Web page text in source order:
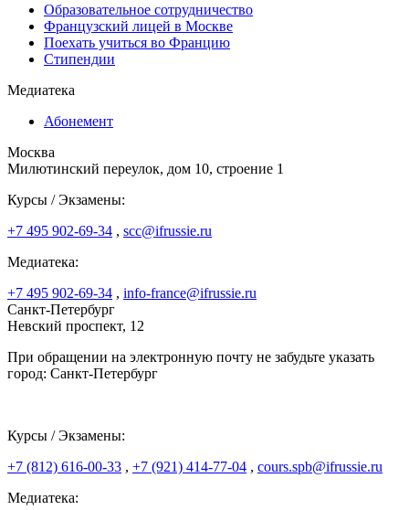
Образовательное сотрудничество
Французский лицей в Москве
Поехать учиться во Францию
Стипендии
Медиатека
Абонемент
Москва
Милютинский переулок, дом 10, строение 1
Курсы / Экзамены:
+7 495 902-69-34 , scc@ifrussie.ru
Медиатека:
+7 495 902-69-34 , info-france@ifrussie.ru
Санкт-Петербург
Невский проспект, 12
При обращении на электронную почту не забудьте указать
город: Санкт-Петербург
Курсы / Экзамены:
+7 (812) 616-00-33 , +7 (921) 414-77-04 , cours.spb@ifrussie.ru
Медиатека: